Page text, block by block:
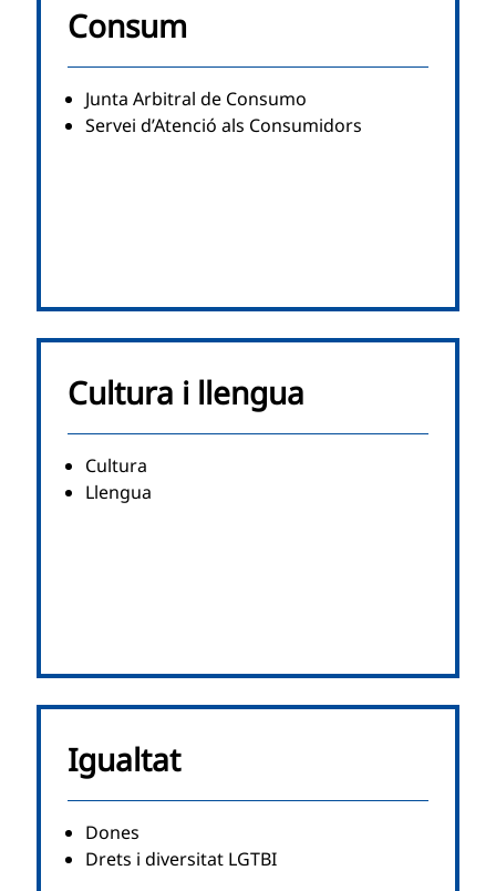
Consum
Junta Arbitral de Consumo
Servei d’Atenció als Consumidors
Cultura i llengua
Cultura
Llengua
Igualtat
Dones
Drets i diversitat LGTBI